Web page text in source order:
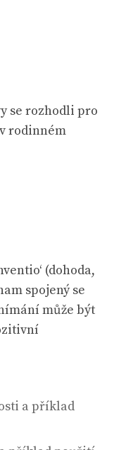
se rozhodli pro
rodinném
(dohoda,
spojený se
může být
a příklad